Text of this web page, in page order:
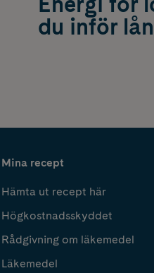
du inför
Mina recept
Hämta ut recept här
Högkostnadsskyddet
Rådgivning om läkemedel
Läkemedel